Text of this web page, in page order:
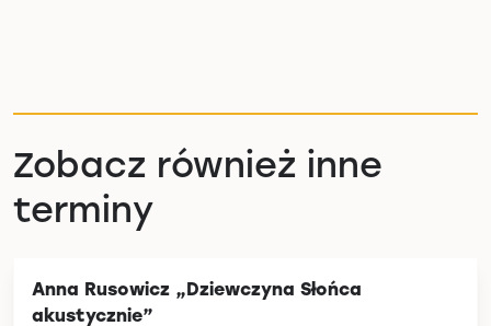
Zobacz również inne
terminy
Anna Rusowicz „Dziewczyna Słońca
akustycznie”